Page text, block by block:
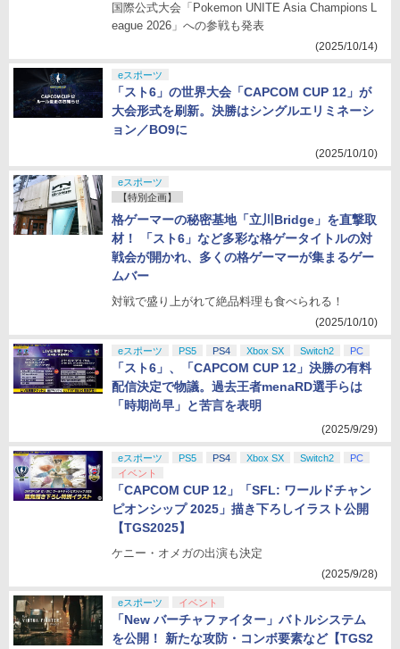
国際公式大会「Pokemon UNITE Asia Champions L
eague 2026」への参戦も発表
(2025/10/14)
eスポーツ
「スト6」の世界大会「CAPCOM CUP 12」が
大会形式を刷新。決勝はシングルエリミネーシ
ョン／BO9に
(2025/10/10)
eスポーツ
【特別企画】
格ゲーマーの秘密基地「立川Bridge」を直撃取
材！ 「スト6」など多彩な格ゲータイトルの対
戦会が開かれ、多くの格ゲーマーが集まるゲー
ムバー
対戦で盛り上がれて絶品料理も食べられる！
(2025/10/10)
eスポーツ PS5 PS4 Xbox SX Switch2 PC
「スト6」、「CAPCOM CUP 12」決勝の有料
配信決定で物議。過去王者menaRD選手らは
「時期尚早」と苦言を表明
(2025/9/29)
eスポーツ PS5 PS4 Xbox SX Switch2
PC
イベント
「CAPCOM CUP 12」「SFL: ワールドチャン
ピオンシップ 2025」描き下ろしイラスト公開
【TGS2025】
ケニー・オメガの出演も決定
(2025/9/28)
eスポーツ イベント
「New バーチャファイター」バトルシステム
を公開！ 新たな攻防・コンボ要素など【TGS2